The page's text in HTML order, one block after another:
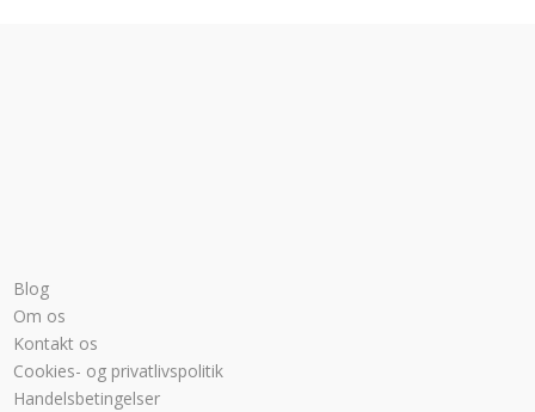
Blog
Om os
Kontakt os
Cookies- og privatlivspolitik
Handelsbetingelser